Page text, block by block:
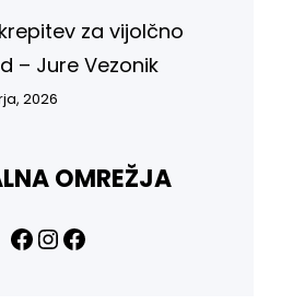
za vijolčno
– Jure Vezonik
2026
OMREŽJA
Facebook InstagramFacebook